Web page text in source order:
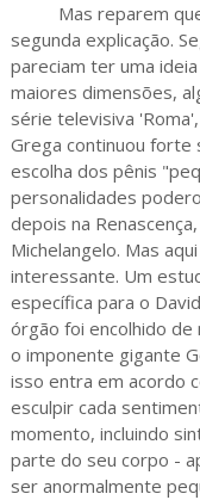
Mas reparem que
segunda explicação.
pareciam ter uma
maiores dimensões,
série televisiva
Grega continuou forte
escolha dos pênis
personalidades
depois na
Michelangelo. Mas
interessante. Um
específica para o
órgão foi encolhido
o imponente gigante
isso entra em acordo
esculpir cada
momento, incluindo
parte do seu corpo -
ser anormalmente